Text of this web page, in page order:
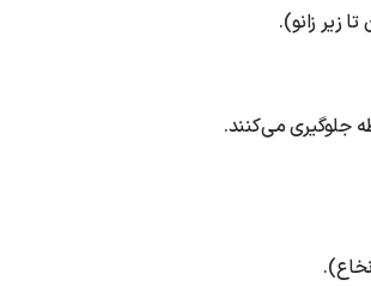
زیر زانو).
جلوگیری می‌کنند.